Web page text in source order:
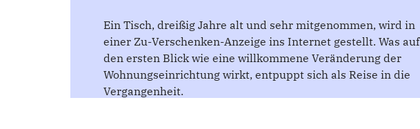
Ein Tisch, dreißig Jahre alt und sehr mitgenommen, wird in
einer Zu-Verschenken-Anzeige ins Internet gestellt. Was auf
den ersten Blick wie eine willkommene Veränderung der
Wohnungseinrichtung wirkt, entpuppt sich als Reise in die
Vergangenheit.